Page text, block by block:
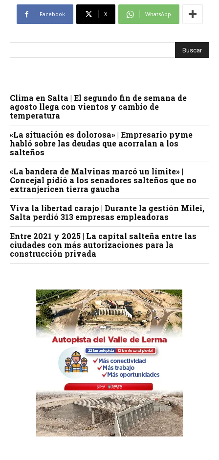
Facebook X WhatsApp
Clima en Salta | El segundo fin de semana de
agosto llega con vientos y cambio de
temperatura
«La situación es dolorosa» | Empresario pyme
habló sobre las deudas que acorralan a los
salteños
«La bandera de Malvinas marcó un límite» |
Concejal pidió a los senadores salteños que no
extranjericen tierra gaucha
Viva la libertad carajo | Durante la gestión Milei,
Salta perdió 313 empresas empleadoras
Entre 2021 y 2025 | La capital salteña entre las
ciudades con más autorizaciones para la
construcción privada